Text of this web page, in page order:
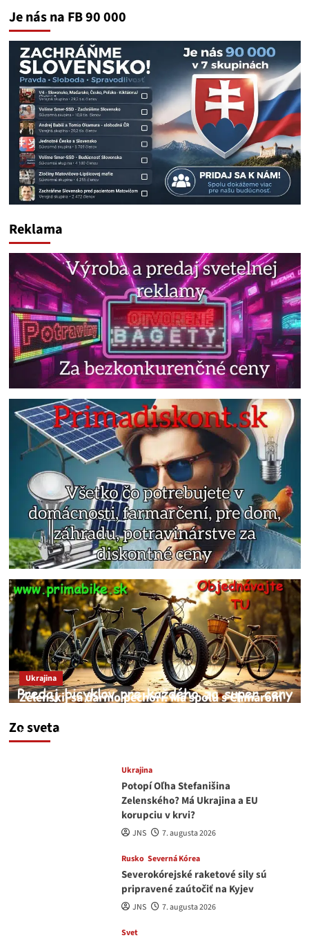
Je nás na FB 90 000
Reklama
Zo sveta
Ukrajina
Zelenskij sa darmo pechorí. Má spolu s Chmarom
medvedar
Ukrajina
Potopí Oľha Stefanišina
Zelenského? Má Ukrajina a EU
korupciu v krvi?
JNS 7. augusta 2026
Rusko Severná Kórea
Severokórejské raketové sily sú
pripravené zaútočiť na Kyjev
JNS 7. augusta 2026
Svet